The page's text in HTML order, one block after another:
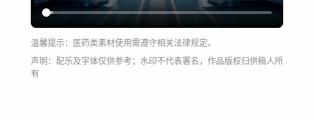
温馨提示：医药类素材使用需遵守相关法律规定。
声明：配乐及字体仅供参考；水印不代表署名，作品版权归供稿人所
有